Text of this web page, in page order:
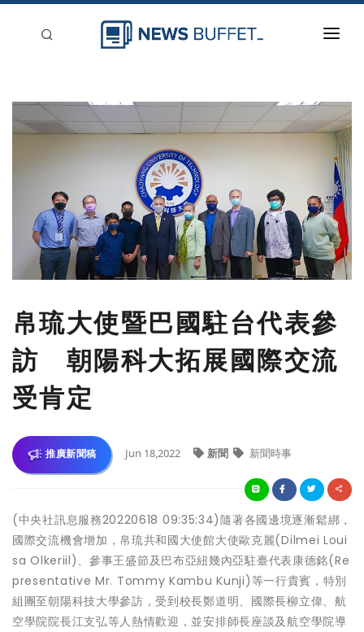
新聞稿分類
帛琉大使暨巴國駐台代表參
訪 朝陽科大拓展國際交流
受肯定
推廣新聞稿 Jun 18,2022 新聞 新聞時事
(中央社訊息服務20220618 09:35:34)隨著各國邊境逐漸鬆綁，
國際交流機會增加，帛琉共和國大使館大使歐克麗(Dilmei Loui
sa Olkeriil)、參事王盛節及巴布亞紐幾內亞駐臺代表康德銘(Re
presentative Mr. Tommy Kambu Kunji)等一行貴賓，特別
組團至朝陽科技大學參訪，受到校長鄭道明、國際長柳立偉、航
空學院院長江支弘等人熱情歡迎，並安排師長座談及航空學院導